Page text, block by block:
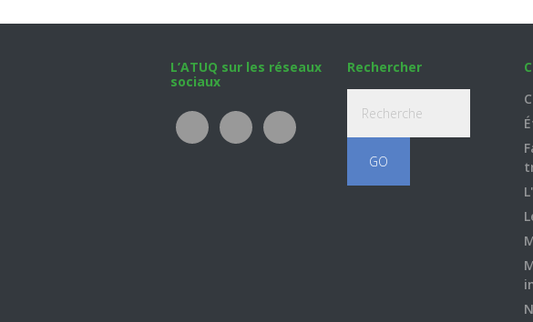
L’ATUQ sur les réseaux
sociaux
Rechercher